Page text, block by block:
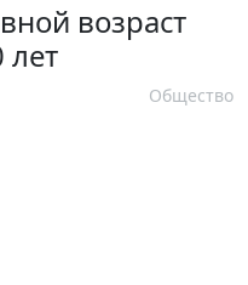
возраст
лет
Общество